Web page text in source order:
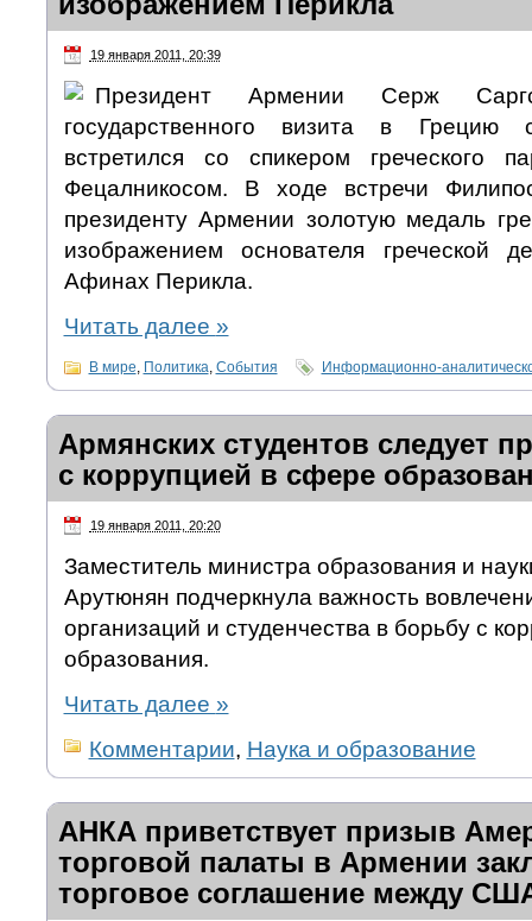
19 января 2011, 20:39
Президент Армении Серж
государственного визита в Грецию
встретился со спикером греческого
Фецалникосом. В ходе встречи
президенту Армении золотую медаль
изображением основателя греческой
Афинах Перикла.
Читать далее »
В мире, Политика, События Информационно-
Армянских студентов следует
с коррупцией в сфере
19 января 2011, 20:20
Заместитель министра образования и
Арутюнян подчеркнула важность
организаций и студенчества в борьбу с
образования.
Читать далее »
Комментарии, Наука и образование
АНКА приветствует призыв
торговой палаты в Армении
торговое соглашение между